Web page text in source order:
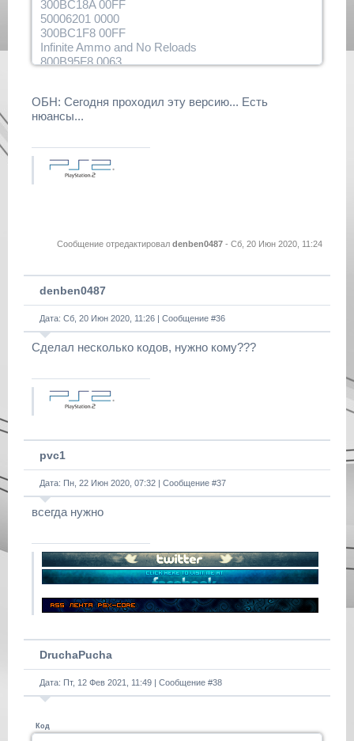
300BC18A 00FF
50006201 0000
300BC1F8 00FF
Infinite Ammo and No Reloads
800B95F8 0063
800B9812 0FFF
D00BBD52 FFFB
D00BBD52 FFFB
800B9A62 0FFF
D00BBD52 FFFB
800B9DDA 0FFF
D00BBD52 FFFD
800B95B8 0009
HyperBlaster ON (+)
800BC26E 1F05
Green HyperBlaster (Most Powerful)
300BC280 00B1
ОБН: Сегодня проходил эту версию... Есть
нюансы...
Сообщение отредактировал denben0487 - Сб, 20 Июн 2020, 11:24
denben0487
Дата: Сб, 20 Июн 2020, 11:26 | Сообщение #36
Сделал несколько кодов, нужно кому???
pvc1
Дата: Пн, 22 Июн 2020, 07:32 | Сообщение #37
всегда нужно
DruchaPucha
Дата: Пт, 12 Фев 2021, 11:49 | Сообщение #38
Код